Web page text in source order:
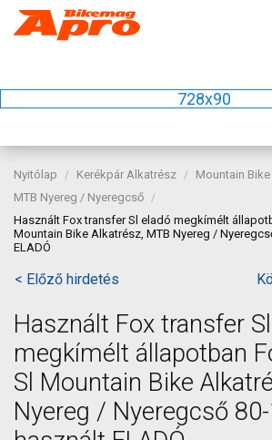
728x90
Nyitólap Kerékpár Alkatrész
Mountain
MTB Nyereg / Nyeregcső
Használt Fox transfer Sl eladó megkímélt
Mountain Bike Alkatrész, MTB Nyereg /
ELADÓ
< Előző hirdetés
Használt Fox transfer
megkímélt állapotban
Sl Mountain Bike
Nyereg / Nyeregcső